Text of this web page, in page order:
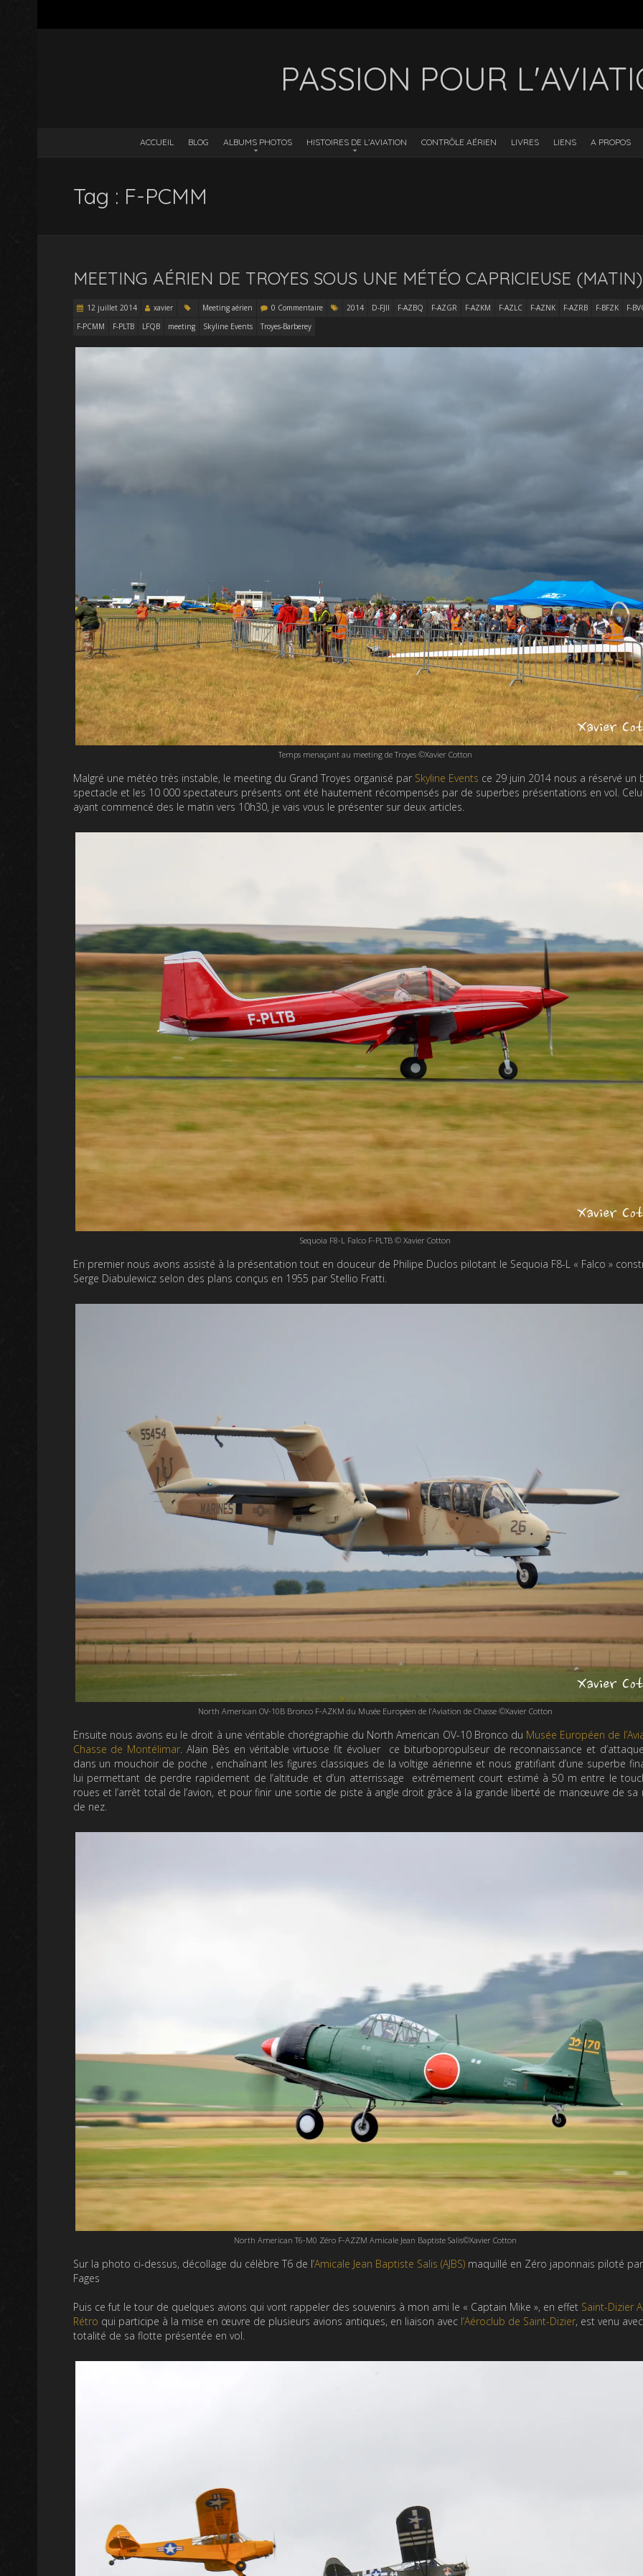
PASSION POUR
ACCUEIL BLOG ALBUMS PHOTOS HISTOIRES DE L’AVIATION CONTRÔLE AÉRIEN LIVRES LIENS A PROPOS
Tag : F-PCMM
MEETING AÉRIEN DE TROYES SOUS UNE MÉTÉO CAPRICIEUSE (MATIN)
12 juillet 2014 xavier Meeting aérien 0 Commentaire 2014 D-FJII F-AZBQ F-AZGR F-AZKM F-AZLC F-AZNK F-AZRB F-BFZK
F-
F-PCMM
F-PLTB LFQB meeting Skyline Events Troyes-Barberey
Temps menaçant au meeting de Troyes ©Xavier Cotton
Malgré une météo très instable, le meeting du Grand Troyes organisé par Skyline Events ce 29 juin 2014 nous a réservé un
spectacle et les 10 000 spectateurs présents ont été hautement récompensés par de superbes présentations en vol.
ayant commencé des le matin vers 10h30, je vais vous le présenter sur deux articles.
Sequoia F8-L Falco F-PLTB © Xavier Cotton
En premier nous avons assisté à la présentation tout en douceur de Philipe Duclos pilotant le Sequoia F8-L « Falco »
Serge Diabulewicz selon des plans conçus en 1955 par Stellio Fratti.
North American OV-10B Bronco F-AZKM du Musée Européen de l’Aviation de Chasse ©Xavier Cotton
Ensuite nous avons eu le droit à une véritable chorégraphie du North American OV-10 Bronco du Musée Européen de
Chasse de Montélimar. Alain Bès en véritable virtuose fit évoluer ce biturbopropulseur de reconnaissance et
dans un mouchoir de poche , enchaînant les figures classiques de la voltige aérienne et nous gratifiant d’une superbe
lui permettant de perdre rapidement de l’altitude et d’un atterrissage extrêmement court estimé à 50 m entre le
roues et l’arrêt total de l’avion, et pour finir une sortie de piste à angle droit grâce à la grande liberté de manœuvre de sa
de nez.
North American T6-M0 Zéro F-AZZM Amicale Jean Baptiste Salis©Xavier Cotton
Sur la photo ci-dessus, décollage du célèbre T6 de l’Amicale Jean Baptiste Salis (AJBS)maquillé en Zéro japonnais piloté par
Fages
Puis ce fut le tour de quelques avions qui vont rappeler des souvenirs à mon ami le « Captain Mike », en effet Saint-Dizier
Rétro qui participe à la mise en œuvre de plusieurs avions antiques, en liaison avec l’Aéroclub de Saint-Dizier, est venu
totalité de sa flotte présentée en vol.